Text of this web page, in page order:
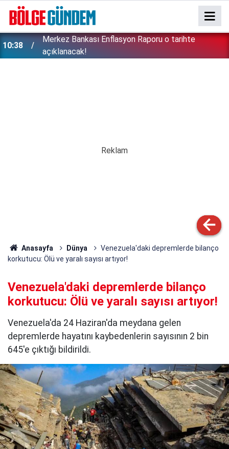
10:38
Merkez Bankası Enflasyon Raporu o tarihte
açıklanacak!
Anasayfa Dünya
Venezuela'daki depremlerde bilanço
korkutucu: Ölü ve yaralı sayısı artıyor!
Venezuela'daki depremlerde bilanço
korkutucu: Ölü ve yaralı sayısı artıyor!
Venezuela'da 24 Haziran'da meydana gelen
depremlerde hayatını kaybedenlerin sayısının 2 bin
645'e çıktığı bildirildi.